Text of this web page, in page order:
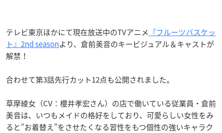
テレビ東京ほかにて現在放送中のTVアニメ 『フルーツバスケッ
ト』2nd seasonより、倉前美音のキービジュアル＆キャストが
解禁！
合わせて第3話先行カット12点も公開されました。
草摩綾女（CV：櫻井孝宏さん）の店で働いている従業員・倉前
美音は、いつもメイドの格好をしており、可愛らしい女性をみ
ると”お着替え”をさせたくなる習性をもつ個性の強いキャラク